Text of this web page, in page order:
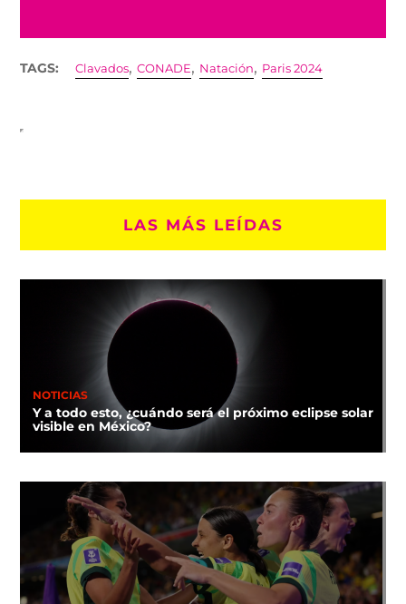
TAGS: Clavados,CONADE, Natación, Paris 2024
LAS MÁS LEÍDAS
NOTICIAS
Y a todo esto, ¿cuándo será el próximo eclipse solar
visible en México?